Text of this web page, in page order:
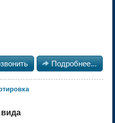
 Подробнее...
вида